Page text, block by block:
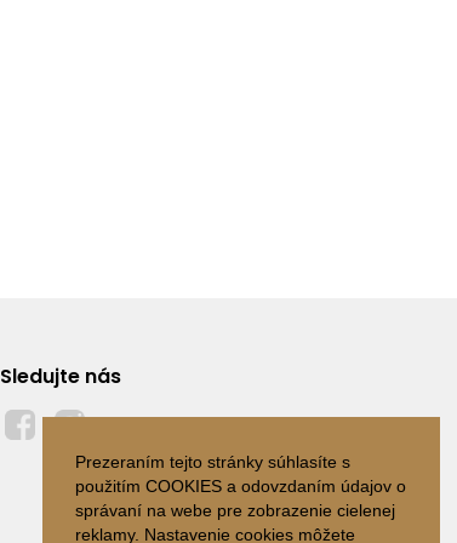
Prezeraním tejto stránky súhlasíte s
použitím COOKIES a odovzdaním údajov o
správaní na webe pre zobrazenie cielenej
reklamy. Nastavenie cookies môžete
Sledujte nás